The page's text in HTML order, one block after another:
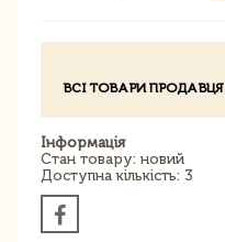
ВСІ ТОВАРИ ПРОДАВЦЯ
Інформація
Стан товару: новий
Доступна кількість: 3